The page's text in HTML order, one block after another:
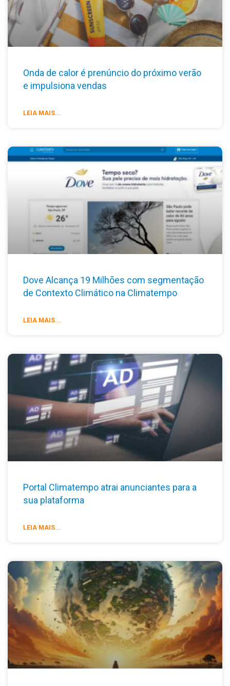
Onda de calor é prenúncio do próximo verão
e impulsiona vendas
LEIA MAIS...
Dove Alcança 19 Milhões com segmentação
de Contexto Climático na Climatempo
LEIA MAIS...
Portal Climatempo atrai anunciantes para a
sua plataforma
LEIA MAIS...